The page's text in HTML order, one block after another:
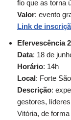
fio que as torna
Valor: evento
Link de
Efervescência
Data: 18 de
Horário: 14h
Local: Forte
Descrição:
gestores,
Vitória, de